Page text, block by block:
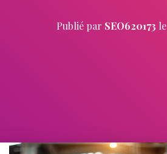
Publié par SEO620173 le